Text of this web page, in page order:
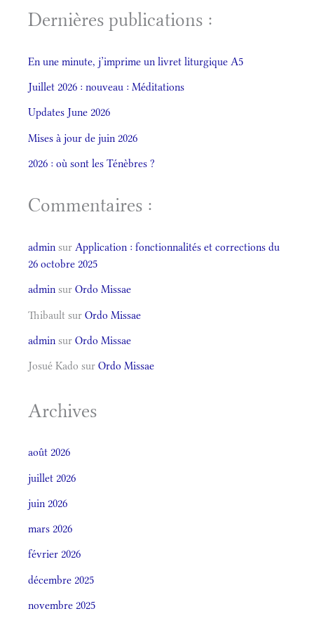
Dernières publications :
En une minute, j’imprime un livret liturgique A5
Juillet 2026 : nouveau : Méditations
Updates June 2026
Mises à jour de juin 2026
2026 : où sont les Ténèbres ?
Commentaires :
admin sur Application : fonctionnalités et corrections du
26 octobre 2025
admin sur Ordo Missae
Thibault sur Ordo Missae
admin sur Ordo Missae
Josué Kado sur Ordo Missae
Archives
août 2026
juillet 2026
juin 2026
mars 2026
février 2026
décembre 2025
novembre 2025